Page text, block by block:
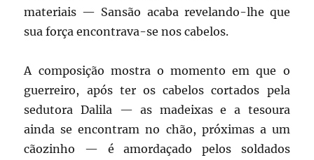
materiais — Sansão acaba revelando-lhe que
sua força encontrava-se nos cabelos.
A composição mostra o momento em que o
guerreiro, após ter os cabelos cortados pela
sedutora Dalila — as madeixas e a tesoura
ainda se encontram no chão, próximas a um
cãozinho — é amordaçado pelos soldados